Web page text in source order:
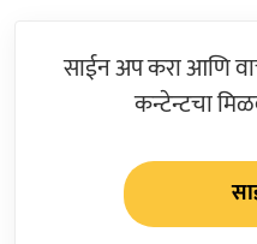
साईन अप करा आणि
कन्टेन्टचा